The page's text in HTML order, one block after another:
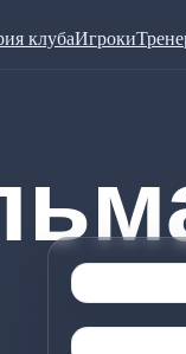
клубаИгроки